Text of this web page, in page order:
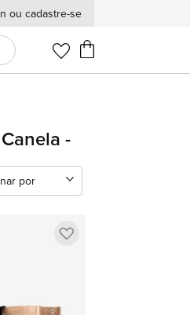
Meu Carrinho
-
por
Adicionar
ou cadastre-se